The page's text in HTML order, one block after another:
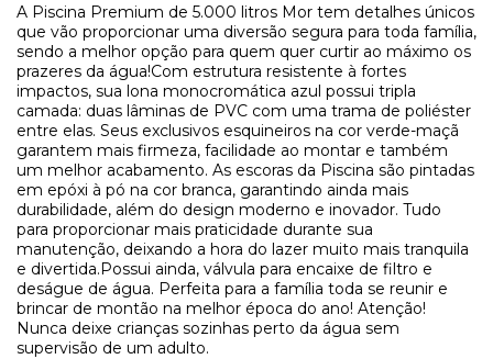
A Piscina Premium de 5.000 litros Mor tem detalhes únicos
que vão proporcionar uma diversão segura para toda família,
sendo a melhor opção para quem quer curtir ao máximo os
prazeres da água!Com estrutura resistente à fortes
impactos, sua lona monocromática azul possui tripla
camada: duas lâminas de PVC com uma trama de poliéster
entre elas. Seus exclusivos esquineiros na cor verde-maçã
garantem mais firmeza, facilidade ao montar e também
um melhor acabamento. As escoras da Piscina são pintadas
em epóxi à pó na cor branca, garantindo ainda mais
durabilidade, além do design moderno e inovador. Tudo
para proporcionar mais praticidade durante sua
manutenção, deixando a hora do lazer muito mais tranquila
e divertida.Possui ainda, válvula para encaixe de filtro e
deságue de água. Perfeita para a família toda se reunir e
brincar de montão na melhor época do ano! Atenção!
Nunca deixe crianças sozinhas perto da água sem
supervisão de um adulto.